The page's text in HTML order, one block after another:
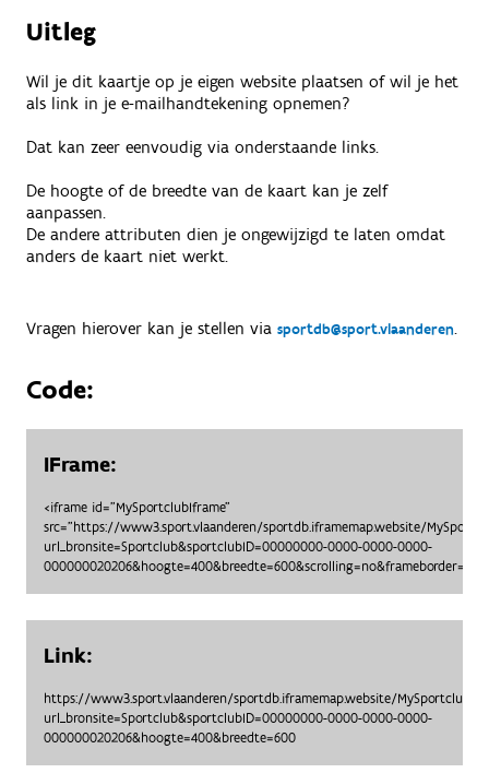
Uitleg
Wil je dit kaartje op je eigen website plaatsen of wil je het
als link in je e-mailhandtekening opnemen?
Dat kan zeer eenvoudig via onderstaande links.
De hoogte of de breedte van de kaart kan je zelf
aanpassen.
De andere attributen dien je ongewijzigd te laten omdat
anders de kaart niet werkt.
Vragen hierover kan je stellen via sportdb@sport.vlaanderen.
Code:
IFrame:
<iframe id="MySportclubIframe"
src="https://www3.sport.vlaanderen/sportdb.iframemap.website/
url_bronsite=Sportclub&sportclubID=00000000-0000-0000-0000-
Link:
https://www3.sport.vlaanderen/sportdb.iframemap.website/
url_bronsite=Sportclub&sportclubID=00000000-0000-0000-0000-
000000020206&hoogte=400&breedte=600